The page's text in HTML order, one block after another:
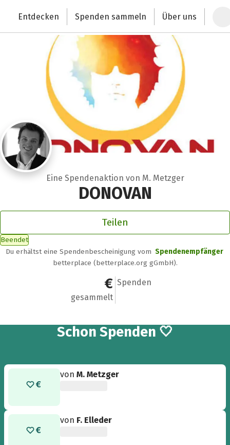
Deutschlands größte Spendenplattform
Entdecken Spenden sammeln Über uns
Eine Spendenaktion von M. Metzger
DONOVAN
Teilen
Beendet
Du erhältst eine Spendenbescheinigung vom Spendenempfänger
betterplace (betterplace.org gGmbH).
450 €
gesammelt
6
Spenden
Schon 6
Spenden 🤍
vonM. Metzger
von F. Elleder